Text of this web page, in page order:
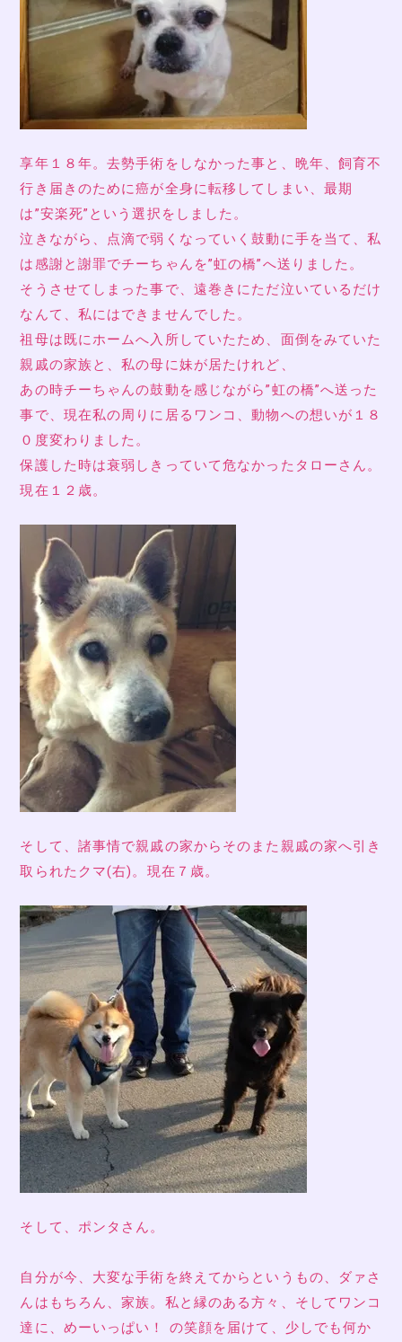
享年１８年。去勢手術をしなかった事と、晩年、飼育不
行き届きのために癌が全身に転移してしまい、最期
は”安楽死”という選択をしました。
泣きながら、点滴で弱くなっていく鼓動に手を当て、私
は感謝と謝罪でチーちゃんを”虹の橋”へ送りました。
そうさせてしまった事で、遠巻きにただ泣いているだけ
なんて、私にはできませんでした。
祖母は既にホームへ入所していたため、面倒をみていた
親戚の家族と、私の母に妹が居たけれど、
あの時チーちゃんの鼓動を感じながら”虹の橋”へ送った
事で、現在私の周りに居るワンコ、動物への想いが１８
０度変わりました。
保護した時は衰弱しきっていて危なかったタローさん。
現在１２歳。
そして、諸事情で親戚の家からそのまた親戚の家へ引き
取られたクマ(右)。現在７歳。
そして、ポンタさん。
自分が今、大変な手術を終えてからというもの、ダァさ
んはもちろん、家族。私と縁のある方々、そしてワンコ
達に、めーいっぱい！ の笑顔を届けて、少しでも何か